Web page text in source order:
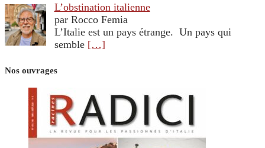
L’obstination italienne
par Rocco Femia
L’Italie est un pays étrange. Un pays qui
semble […]
Nos ouvrages